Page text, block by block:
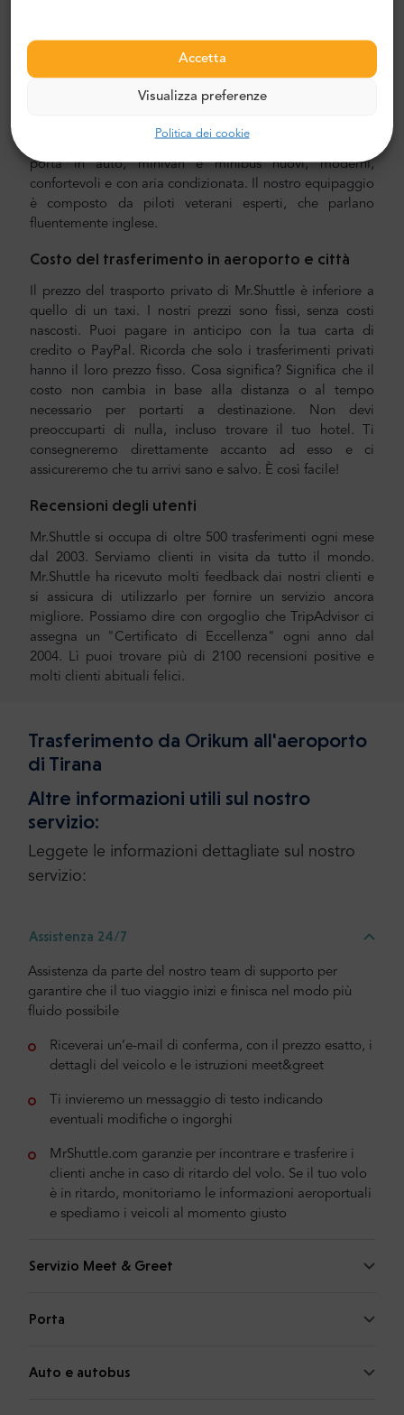
Accetta
Visualizza preferenze
Politica dei cookie
navigare in città e trovare la tua strada.
Trasferimento aeroporto e città
Cerchi un trasferimento affidabile e conveniente?
porta in auto, minivan e minibus nuovi, moderni,
confortevoli e con aria condizionata. Il nostro equipaggio
è composto da piloti veterani esperti, che parlano
fluentemente inglese.
Costo del trasferimento in aeroporto e città
Il prezzo del trasporto privato di Mr.Shuttle è inferiore a
quello di un taxi. I nostri prezzi sono fissi, senza costi
nascosti. Puoi pagare in anticipo con la tua carta di
credito o PayPal. Ricorda che solo i trasferimenti privati
hanno il loro prezzo fisso. Cosa significa? Significa che il
costo non cambia in base alla distanza o al tempo
necessario per portarti a destinazione. Non devi
preoccuparti di nulla, incluso trovare il tuo hotel. Ti
consegneremo direttamente accanto ad esso e ci
assicureremo che tu arrivi sano e salvo. È così facile!
Recensioni degli utenti
Mr.Shuttle si occupa di oltre 500 trasferimenti ogni mese
dal 2003. Serviamo clienti in visita da tutto il mondo.
Mr.Shuttle ha ricevuto molti feedback dai nostri clienti e
si assicura di utilizzarlo per fornire un servizio ancora
migliore. Possiamo dire con orgoglio che TripAdvisor ci
assegna un "Certificato di Eccellenza" ogni anno dal
2004. Lì puoi trovare più di 2100 recensioni positive e
molti clienti abituali felici.
Trasferimento da Orikum all'aeroporto
di Tirana
Altre informazioni utili sul nostro
servizio:
Leggete le informazioni dettagliate sul nostro
servizio:
Assistenza 24/7
Assistenza da parte del nostro team di supporto per
garantire che il tuo viaggio inizi e finisca nel modo più
fluido possibile
Riceverai un’e-mail di conferma, con il prezzo esatto, i
dettagli del veicolo e le istruzioni meet&greet
Ti invieremo un messaggio di testo indicando
eventuali modifiche o ingorghi
MrShuttle.com garanzie per incontrare e trasferire i
clienti anche in caso di ritardo del volo. Se il tuo volo
è in ritardo, monitoriamo le informazioni aeroportuali
e spediamo i veicoli al momento giusto
Servizio Meet & Greet
Porta
Auto e autobus